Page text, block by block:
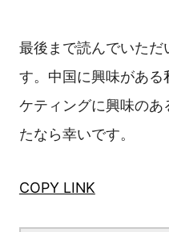
最後まで読んでいただ
す。中国に興味があ
ケティングに興味のあ
たなら幸いです。
COPY LINK